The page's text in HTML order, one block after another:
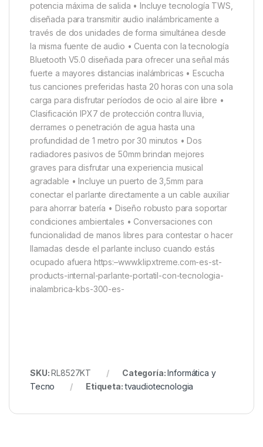
potencia máxima de salida • Incluye tecnología TWS,
diseñada para transmitir audio inalámbricamente a
través de dos unidades de forma simultánea desde
la misma fuente de audio • Cuenta con la tecnología
Bluetooth V5.0 diseñada para ofrecer una señal más
fuerte a mayores distancias inalámbricas • Escucha
tus canciones preferidas hasta 20 horas con una sola
carga para disfrutar períodos de ocio al aire libre •
Clasificación IPX7 de protección contra lluvia,
derrames o penetración de agua hasta una
profundidad de 1 metro por 30 minutos • Dos
radiadores pasivos de 50mm brindan mejores
graves para disfrutar una experiencia musical
agradable • Incluye un puerto de 3,5mm para
conectar el parlante directamente a un cable auxiliar
para ahorrar batería • Diseño robusto para soportar
condiciones ambientales • Conversaciones con
funcionalidad de manos libres para contestar o hacer
llamadas desde el parlante incluso cuando estás
ocupado afuera https:–www.klipxtreme.com-es-st-
products-internal-parlante-portatil-con-tecnologia-
inalambrica-kbs-300-es-
SKU:RL8527KT Categoría:Informática y
Tecno
Etiqueta:tvaudiotecnologia